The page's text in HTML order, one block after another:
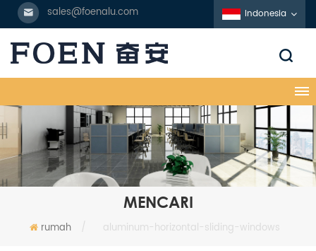
sales@foenalu.com Indonesia
MENCARI
rumah / aluminum-horizontal-sliding-windows